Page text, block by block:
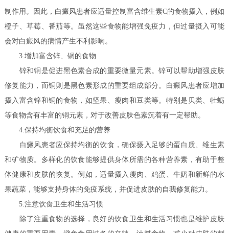
制作用。因此，白癜风患者应适量控制富含维生素C的食物摄入，例如
橙子、草莓、番茄等。虽然这些食物能增强免疫力，但过量摄入可能
会对白癜风的病情产生不利影响。
3.增加富含锌、铜的食物
锌和铜是促进黑色素合成的重要微量元素。锌可以帮助增强皮肤
修复能力，而铜则是黑色素形成的重要组成部分。白癜风患者应增加
摄入富含锌和铜的食物，如坚果、瘦肉和豆类等。特别是贝类、牡蛎
等食物含有丰富的铜元素，对于改善皮肤色素沉着有一定帮助。
4.保持均衡饮食和充足的营养
白癜风患者应保持均衡的饮食，确保摄入足够的蛋白质、维生素
和矿物质。多样化的饮食能够提供身体所需的各种营养素，有助于整
体健康和皮肤的恢复。例如，适量摄入瘦肉、鸡蛋、牛奶和新鲜的水
果蔬菜，能够支持身体的免疫系统，并促进皮肤的自我修复能力。
5.注意饮食卫生和生活习惯
除了注重食物的选择，良好的饮食卫生和生活习惯也是维护皮肤